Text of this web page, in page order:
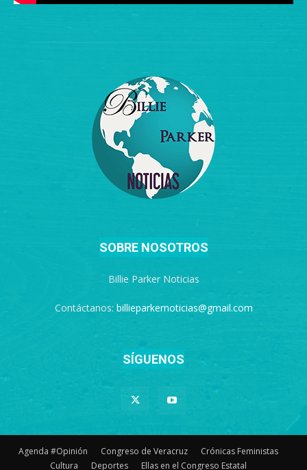
SOBRE NOSOTROS
Billie Parker Noticias
Contáctanos: billieparkernoticias@gmail.com
SÍGUENOS
Agenda #Opinión Congreso de Veracruz
Crónicas Feministas
Cultura
Deportes Ellas en el Congreso Estatal